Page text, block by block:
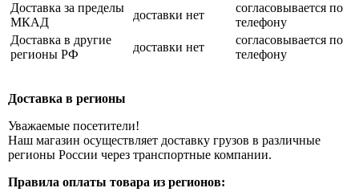
Доставка за пределы
МКАД
доставки нет
согласовывается по
телефону
Доставка в другие
регионы РФ
доставки нет
согласовывается по
телефону
Доставка в регионы
Уважаемые посетители!
Наш магазин осуществляет доставку грузов в различные
регионы России через транспортные компании.
Правила оплаты товара из регионов: